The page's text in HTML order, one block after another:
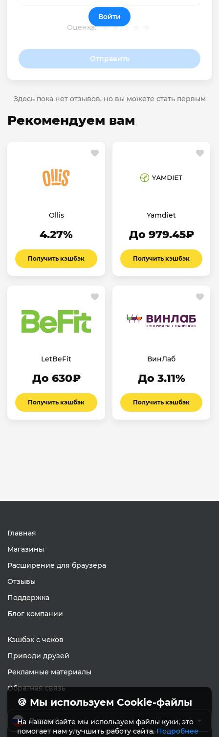
Оценка:
Отправить
Войти
Здесь пока нет отзывов, но вы можете стать первым
Рекомендуем вам
Ollis
4.27%
Получить кэшбэк
Yamdiet
До 979.45₽
Получить кэшбэк
LetBeFit
До 630₽
Получить кэшбэк
ВинЛаб
До 3.11%
Получить кэшбэк
Главная
Магазины
Расширение для браузера
Отзывы
Поддержка
Блог компании
Кэшбэк с чеков
Приводи друзей
Рекламные материалы
Обратная связь
Русский
🍪 Мы используем Cookie-файлы
На нашем сайте мы используем файлы куки, это
помогает нам улучшить работу сайта.Подробнее